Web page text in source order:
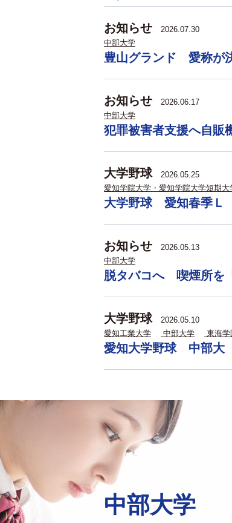
お知らせ
2026.07.30
中部大学
豊山グランド 愛称が
お知らせ
2026.06.17
中部大学
犯罪被害者支援へ自
大学野球
2026.05.25
愛知学院大学・愛知学院大学短期大
大学野球 愛知春季
お知らせ
2026.05.13
中部大学
脱タバコへ 喫煙所を
大学野球
2026.05.10
愛知工業大学
中部大学 東海学
愛知大学野球 中部大
中部大学